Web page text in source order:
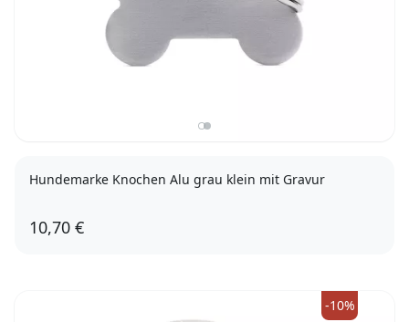
Hundemarke Knochen Alu grau klein mit Gravur
10,70 €
-10%